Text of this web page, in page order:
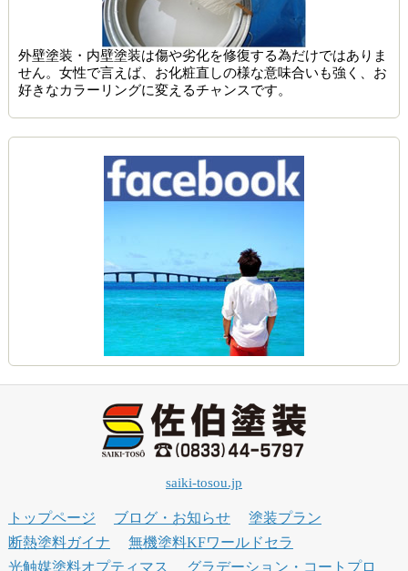
外壁塗装・内壁塗装は傷や劣化を修復する為だけではありま
せん。女性で言えば、お化粧直しの様な意味合いも強く、お
好きなカラーリングに変えるチャンスです。
saiki-tosou.jp
トップページ ブログ・お知らせ
塗装プラン
断熱塗料ガイナ
無機塗料KFワールドセラ
光触媒塗料オプティマス
グラデーション・コートプロ